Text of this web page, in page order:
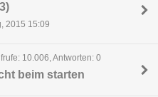
2015 15:09
10.006, Antworten: 0
beim starten